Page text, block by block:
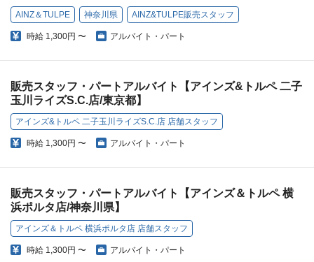
AINZ＆TULPE 神奈川県 AINZ&TULPE販売スタッフ
時給 1,300円 〜 アルバイト・パート
販売スタッフ・パートアルバイト【アインズ&トルペ 二子
玉川ライズS.C.店/東京都】
アインズ&トルペ 二子玉川ライズS.C.店 店舗スタッフ
時給 1,300円 〜 アルバイト・パート
販売スタッフ・パートアルバイト【アインズ＆トルペ 横
浜ポルタ店/神奈川県】
アインズ＆トルペ 横浜ポルタ店 店舗スタッフ
時給 1,300円 〜 アルバイト・パート